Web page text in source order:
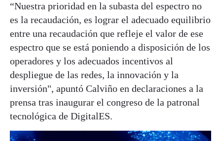
“Nuestra prioridad en la subasta del espectro no
es la recaudación, es lograr el adecuado equilibrio
entre una recaudación que refleje el valor de ese
espectro que se está poniendo a disposición de los
operadores y los adecuados incentivos al
despliegue de las redes, la innovación y la
inversión", apuntó Calviño en declaraciones a la
prensa tras inaugurar el congreso de la patronal
tecnológica de DigitalES.